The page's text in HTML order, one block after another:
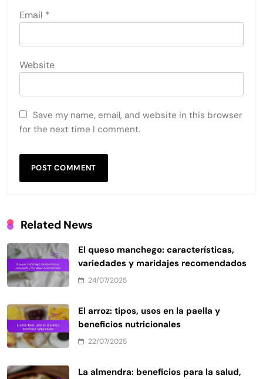
Email *
Website
Save my name, email, and website in this browser
for the next time I comment.
Related News
El queso manchego: características,
variedades y maridajes recomendados
24/07/2025
El arroz: tipos, usos en la paella y
beneficios nutricionales
22/07/2025
La almendra: beneficios para la salud,